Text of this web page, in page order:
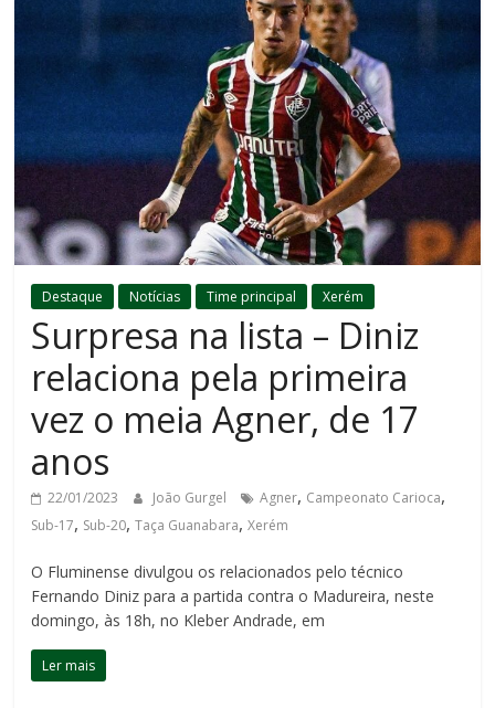
Destaque Notícias Time principal Xerém
Surpresa na lista – Diniz
relaciona pela primeira
vez o meia Agner, de 17
anos
22/01/2023 João Gurgel Agner, Campeonato Carioca,
Sub-17, Sub-20,Taça Guanabara,Xerém
O Fluminense divulgou os relacionados pelo técnico
Fernando Diniz para a partida contra o Madureira, neste
domingo, às 18h, no Kleber Andrade, em
Ler mais